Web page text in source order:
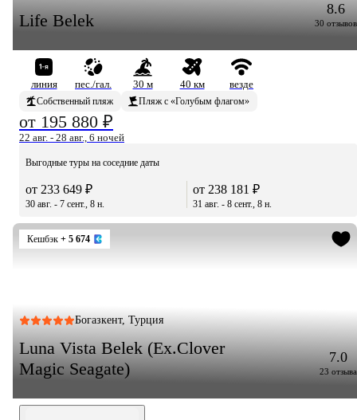
Life Belek
8.6
30 отзывов
линия пес./гал. 30 м 40 км
везде
Собственный пляж
Пляж с «Голубым флагом»
от 195 880 ₽
22 авг. - 28 авг., 6 ночей
Выгодные туры на соседние даты
от 233 649 ₽
30 авг. - 7 сент., 8 н.
от 238 181 ₽
31 авг. - 8 сент., 8 н.
Кешбэк + 5 674
Богазкент, Турция
Luna Vista Belek (Ex.Clover
Magic Seagate)
7.0
23 отзыва